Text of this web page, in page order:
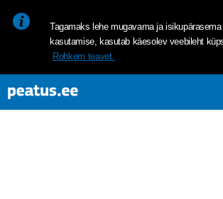
Tagamaks lehe mugavama ja isikupärasema
kasutamise, kasutab käesolev veebileht
Rohkem teavet.